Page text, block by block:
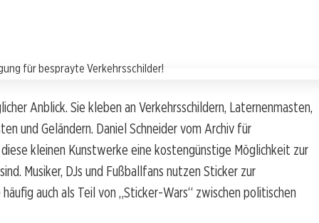
Anblick. Sie kleben an Verkehrsschildern, Laternenmasten,
und Geländern. Daniel Schneider vom Archiv für
kleinen Kunstwerke eine kostengünstige Möglichkeit zur
Musiker, DJs und Fußballfans nutzen Sticker zur
auch als Teil von „Sticker-Wars“ zwischen politischen